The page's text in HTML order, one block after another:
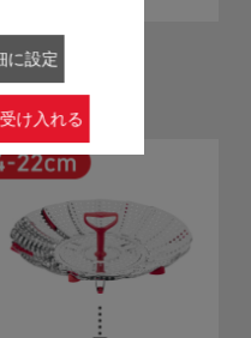
付きで清潔
に設定
け入れる